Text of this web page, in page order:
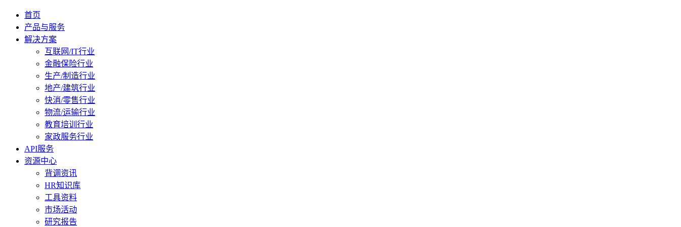
首页
产品与服务
解决方案
互联网/IT行业
金融保险行业
生产/制造行业
地产/建筑行业
快消/零售行业
物流/运输行业
教育培训行业
家政服务行业
API服务
资源中心
背调资讯
HR知识库
工具资料
市场活动
研究报告